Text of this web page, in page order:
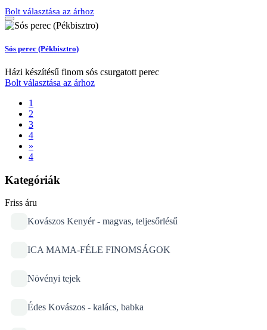
Bolt választása az árhoz
Sós perec (Pékbisztro)
Házi készítésű finom sós csurgatott perec
Bolt választása az árhoz
1
2
3
4
»
4
Kategóriák
Friss áru
Kovászos Kenyér - magvas, teljesőrlésű
ICA MAMA-FÉLE FINOMSÁGOK
Növényi tejek
Édes Kovászos - kalács, babka